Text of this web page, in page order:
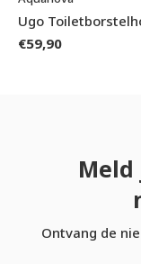
Ugo
€59,90
Meld
Ontvang de